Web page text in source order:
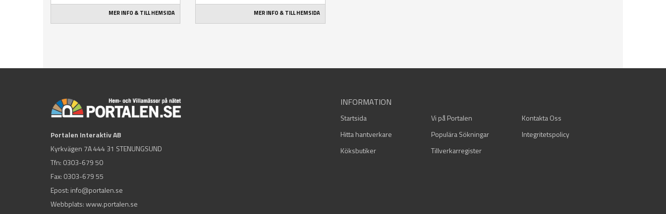
MER INFO & TILL HEMSIDA MER INFO & TILL HEMSIDA
Portalen Interaktiv AB
Kyrkvägen 7A 444 31 STENUNGSUND
Tfn: 0303-679 50
Fax: 0303-679 55
Epost: info@portalen.se
Webbplats: www.portalen.se
INFORMATION
Startsida Vi på Portalen
Kontakta Oss
Hitta hantverkare
Populära Sökningar
Integritetspolicy
Köksbutiker
Tillverkarregister